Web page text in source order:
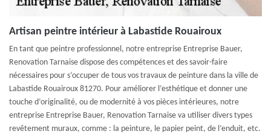
Artisan peintre intérieur à Labastide Rouairoux
En tant que peintre professionnel, notre entreprise Entreprise Bauer,
Renovation Tarnaise dispose des compétences et des savoir-faire
nécessaires pour s’occuper de tous vos travaux de peinture dans la ville de
Labastide Rouairoux 81270. Pour améliorer l’esthétique et donner une
touche d’originalité, ou de modernité à vos pièces intérieures, notre
entreprise Entreprise Bauer, Renovation Tarnaise va utiliser divers types
revêtement muraux, comme : la peinture, le papier peint, de l’enduit, etc.